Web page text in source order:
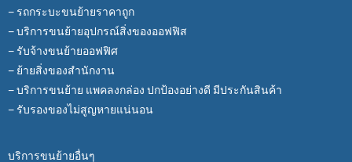
– รถกระบะขนย้ายราคาถูก
– บริการขนย้ายอุปกรณ์สิ่งของออฟฟิส
– รับจ้างขนย้ายออฟฟิศ
– ย้ายสิ่งของสำนักงาน
– บริการขนย้าย แพคลงกล่อง ปกป้องอย่างดี มีประกันสินค้า
– รับรองของไม่สูญหายแน่นอน
บริการขนย้ายอื่นๆ